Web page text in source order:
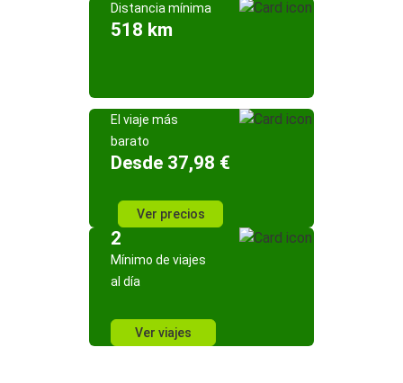
Distancia mínima
518 km
El viaje más
barato
Desde 37,98 €
Ver precios
2
Mínimo de viajes
al día
Ver viajes